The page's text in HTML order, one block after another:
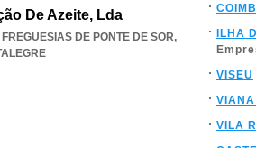
De Azeite, Lda
DE PONTE DE SOR,
ILHA
VISEU
VILA